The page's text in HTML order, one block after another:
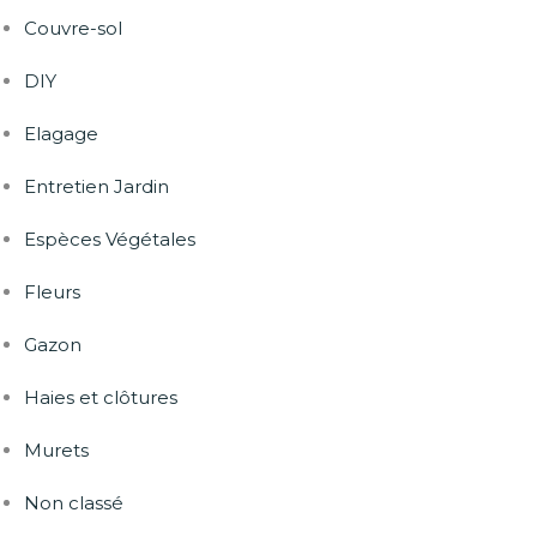
Couvre-sol
DIY
Elagage
Entretien Jardin
Espèces Végétales
Fleurs
Gazon
Haies et clôtures
Murets
Non classé